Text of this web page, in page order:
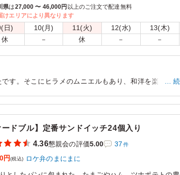
を贅沢に堪能し尽くす特別なコース仕立ての御膳です。
県は27,000 〜 46,000円 以上のご注文で配達無料
けエリアにより異なります
日) 10(月) 11(火) 12(水) 13(木)
休 － 休 － －
す。そこにヒラメのムニエルもあり、和洋を楽しめ
ードブル】定番サンドイッチ24個入り
4.36懇親会の評価5.00 37 件
円(税込) ロケ弁のまにまに